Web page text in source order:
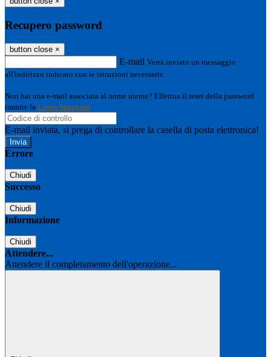
Recupero password
button close ×
E-mail Verrà inviato un messaggio
all'indirizzo indicato con le istruzioni necessarie.
Non hai una e-mail associata al nome utente? Effettua il reset della password
tramite la Login Spaggiari
E-mail inviata, si prega di controllare la casella di posta elettronica!
Errore
Chiudi
Successo
Chiudi
Informazione
Chiudi
Attendere...
Attendere il completamento dell'operazione...